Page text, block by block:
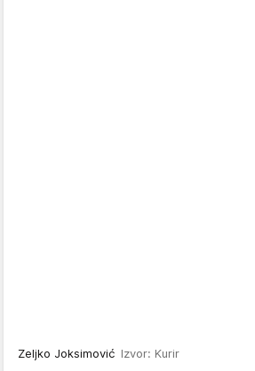
Zeljko Joksimović Izvor: Kurir